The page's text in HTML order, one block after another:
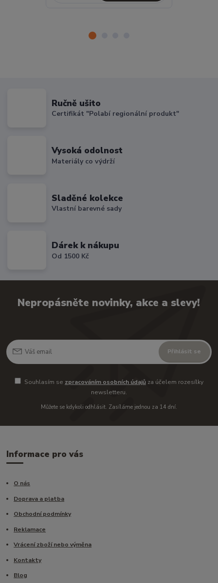
Ručně ušito
Certifikát "Polabí regionální produkt"
Vysoká odolnost
Materiály co výdrží
Sladěné kolekce
Vlastní barevné sady
Dárek k nákupu
Od 1500 Kč
Nepropásněte novinky, akce a slevy!
Přihlásit se
Souhlasím se zpracováním osobních údajůza účelem rozesílky
newsletteru.
Můžete se kdykoli odhlásit. Zasíláme jednou za 14 dní.
Informace pro vás
O nás
Doprava a platba
Obchodní podmínky
Reklamace
Vrácení zboží nebo výměna
Kontakty
Blog